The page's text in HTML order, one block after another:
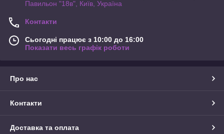
Павильон "18в", Київ, Україна
Контакти
Сьогодні працює з 10:00 до 16:00
Показати весь графік роботи
Про нас
Контакти
Доставка та оплата